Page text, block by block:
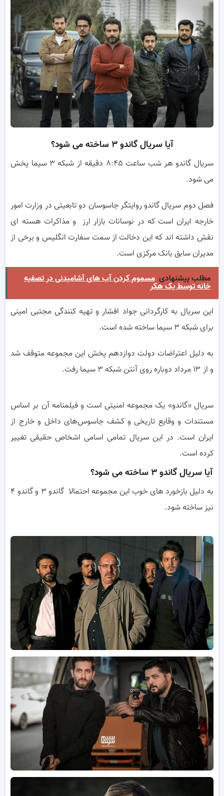
آیا سریال گاندو ۳ ساخته می شود؟
سریال گاندو هر شب ساعت ۸:۴۵ دقیقه از شبکه ۳ سیما پخش
می شود.
فصل دوم سریال گاندو روایتگر جاسوسان دو تابعیتی در وزارت امور
خارجه ایران است که در نوسانات بازار ارز و مذاکرات هسته ای
نقش داشته اند که این دخالت از سمت سفارت انگلیس و برخی از
مدیران سابق بانک مرکزی است.
مطلب پیشنهادی مسموم کردن آب های آشامیدنی در تصفیه
خانه توسط یک هکر
این سریال به کارگردانی جواد افشار و تهیه کنندگی مجتبی امینی
برای شبکه ۳ سیما ساخته شده است.
به دلیل اعتراضات دولت دوازدهم پخش این مجموعه متوقف شد
و از ۱۳ مرداد دوباره روی آنتن شبکه ۳ سیما رفت.
سریال «گاندو» یک مجموعه امنیتی است و فیلمنامه آن بر اساس
مستندات و وقایع تاریخی و کشف جاسوس‌های داخل و خارج از
ایران است. در این سریال تمامی اسامی اشخاص حقیقی تغییر
کرده است.
آیا سریال گاندو ۳ ساخته می شود؟
به دلیل بازخورد های خوب این مجموعه احتمالا گاندو ۳ و گاندو ۴
نیز ساخته شود.